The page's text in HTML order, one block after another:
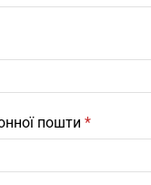
пошти *